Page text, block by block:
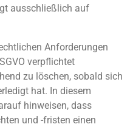
ausschließlich auf
Anforderungen
verpflichtet
zu löschen, sobald sich
hat. In diesem
hinweisen, dass
und -fristen einen